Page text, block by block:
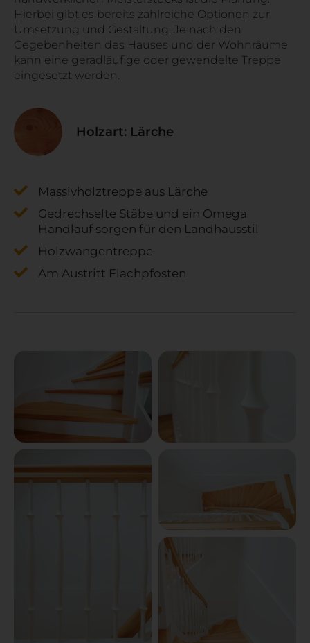
Hierbei gibt es bereits zahlreiche Optionen zur
Umsetzung und Gestaltung. Je nach den
Gegebenheiten des Hauses und der Wohnräume
kann eine geradläufige oder gewendelte Treppe
eingesetzt werden.
Holzart: Lärche
Massivholztreppe aus Lärche
Gedrechselte Stäbe und ein Omega
Handlauf sorgen für den Landhausstil
Holzwangentreppe
Am Austritt Flachpfosten